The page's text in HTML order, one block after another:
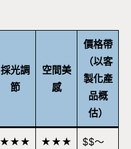
採光調
節
空間美
感
價格帶
（以客
製化產
品概
估）
★★★
★★★
$$～